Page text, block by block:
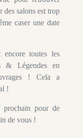
salons est trop
caser une date
toutes les
& Légendes en
! Cela a
!
prochain pour de
de vous !